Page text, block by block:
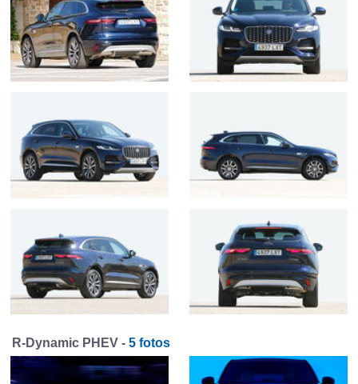
R-Dynamic PHEV - 5 fotos